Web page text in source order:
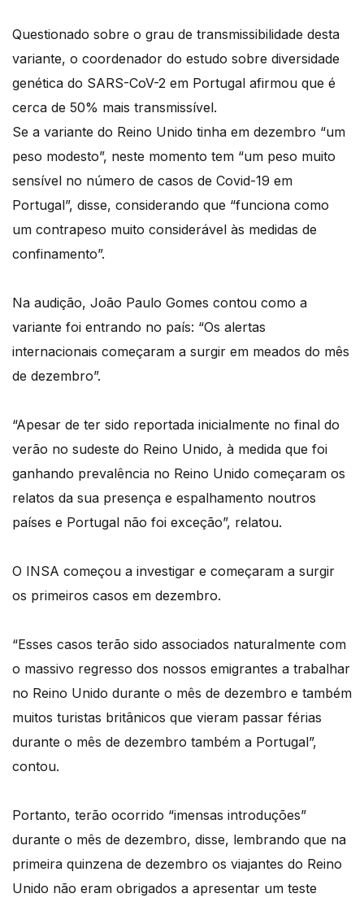
Questionado sobre o grau de transmissibilidade desta
variante, o coordenador do estudo sobre diversidade
genética do SARS-CoV-2 em Portugal afirmou que é
cerca de 50% mais transmissível.
Se a variante do Reino Unido tinha em dezembro “um
peso modesto”, neste momento tem “um peso muito
sensível no número de casos de Covid-19 em
Portugal”, disse, considerando que “funciona como
um contrapeso muito considerável às medidas de
confinamento”.
Na audição, João Paulo Gomes contou como a
variante foi entrando no país: “Os alertas
internacionais começaram a surgir em meados do mês
de dezembro”.
“Apesar de ter sido reportada inicialmente no final do
verão no sudeste do Reino Unido, à medida que foi
ganhando prevalência no Reino Unido começaram os
relatos da sua presença e espalhamento noutros
países e Portugal não foi exceção”, relatou.
O INSA começou a investigar e começaram a surgir
os primeiros casos em dezembro.
“Esses casos terão sido associados naturalmente com
o massivo regresso dos nossos emigrantes a trabalhar
no Reino Unido durante o mês de dezembro e também
muitos turistas britânicos que vieram passar férias
durante o mês de dezembro também a Portugal”,
contou.
Portanto, terão ocorrido “imensas introduções”
durante o mês de dezembro, disse, lembrando que na
primeira quinzena de dezembro os viajantes do Reino
Unido não eram obrigados a apresentar um teste